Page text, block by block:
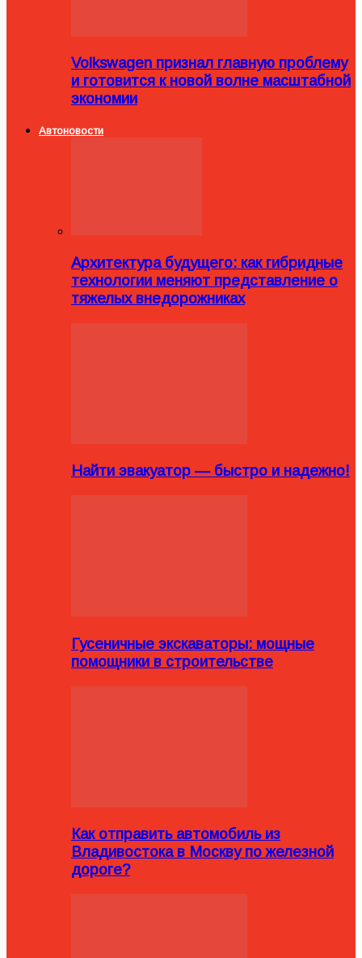
Volkswagen признал главную проблему
и готовится к новой волне масштабной
экономии
Автоновости
Архитектура будущего: как гибридные
технологии меняют представление о
тяжелых внедорожниках
Найти эвакуатор — быстро и надежно!
Гусеничные экскаваторы: мощные
помощники в строительстве
Как отправить автомобиль из
Владивостока в Москву по железной
дороге?